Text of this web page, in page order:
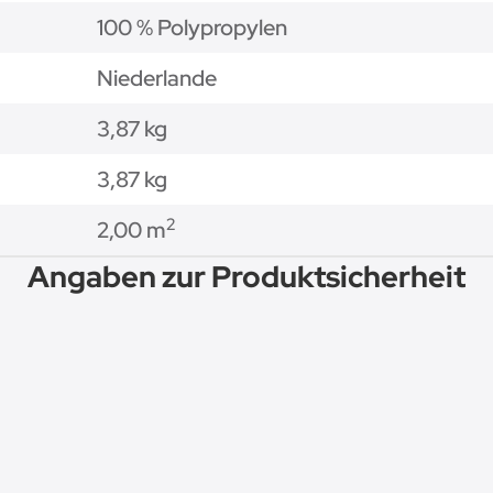
100 % Polypropylen
Niederlande
3,87 kg
3,87kg
2,00 m2
Angaben zur Produktsicherheit